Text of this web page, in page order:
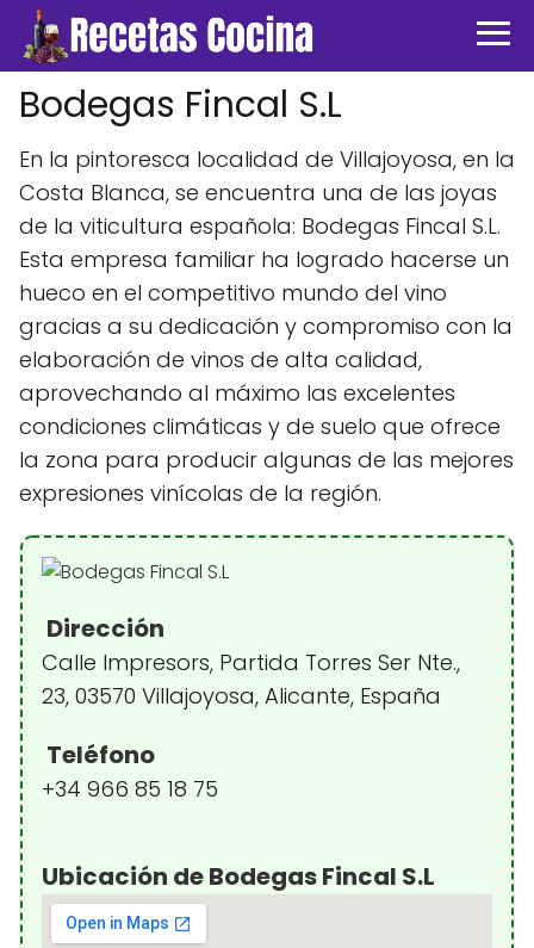
Bodegas Fincal S.L
En la pintoresca localidad de Villajoyosa, en la
Costa Blanca, se encuentra una de las joyas
de la viticultura española: Bodegas Fincal S.L.
Esta empresa familiar ha logrado hacerse un
hueco en el competitivo mundo del vino
gracias a su dedicación y compromiso con la
elaboración de vinos de alta calidad,
aprovechando al máximo las excelentes
condiciones climáticas y de suelo que ofrece
la zona para producir algunas de las mejores
expresiones vinícolas de la región.
Dirección
Calle Impresors, Partida Torres Ser Nte.,
23, 03570 Villajoyosa, Alicante, España
Teléfono
+34 966 85 18 75
Ubicación de Bodegas Fincal S.L